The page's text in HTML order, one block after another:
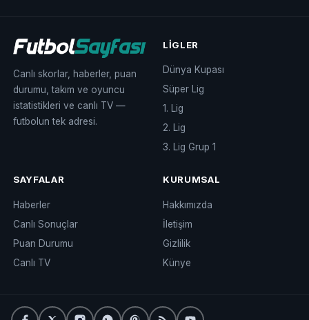
Canlı skorlar, haberler, puan
durumu, takım ve oyuncu
istatistikleri ve canlı TV —
futbolun tek adresi.
LIGLER
Dünya Kupası
Süper Lig
1. Lig
2. Lig
3. Lig Grup 1
SAYFALAR
Haberler
Canlı Sonuçlar
Puan Durumu
Canlı TV
KURUMSAL
Hakkımızda
İletişim
Gizlilik
Künye